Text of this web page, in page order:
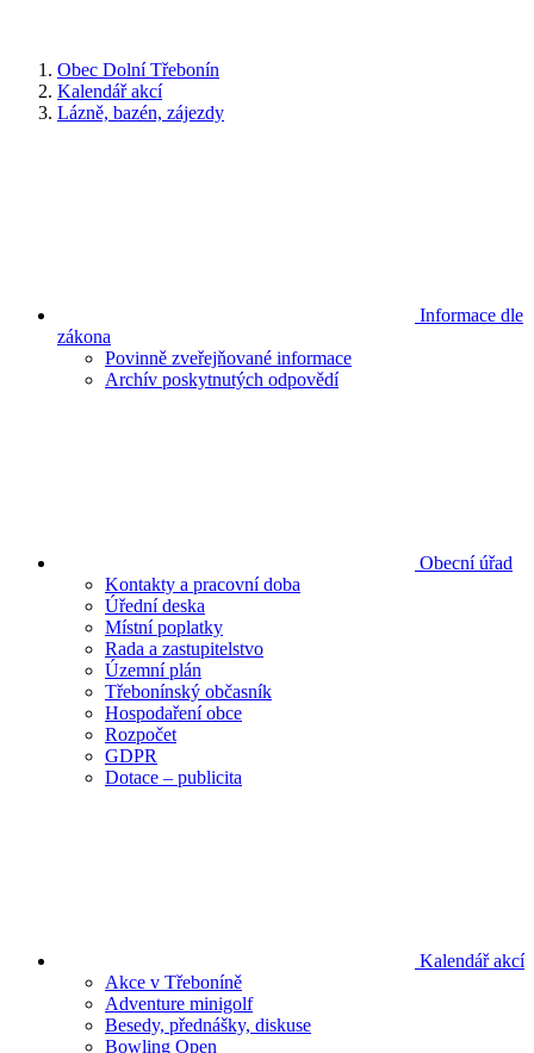
Obec Dolní Třebonín
Kalendář akcí
Lázně, bazén, zájezdy
Informace dle
zákona
Povinně zveřejňované informace
Archív poskytnutých odpovědí
Obecní úřad
Kontakty a pracovní doba
Úřední deska
Místní poplatky
Rada a zastupitelstvo
Územní plán
Třebonínský občasník
Hospodaření obce
Rozpočet
GDPR
Dotace – publicita
Kalendář akcí
Akce v Třeboníně
Adventure minigolf
Besedy, přednášky, diskuse
Bowling Open